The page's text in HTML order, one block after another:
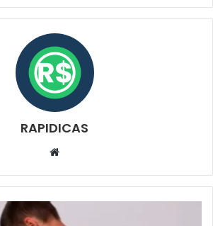
RAPIDICAS
Website